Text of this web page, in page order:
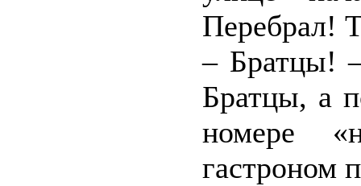
Перебрал!
– Братцы!
Братцы, а
номере
гастроном